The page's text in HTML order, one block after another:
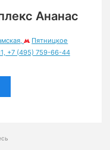
Ананас
Пятницкое
+7 (495) 759-66-44